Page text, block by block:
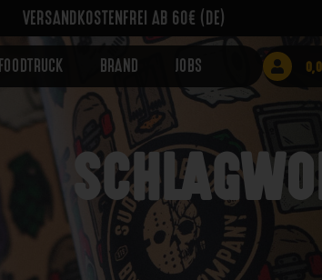
VERSANDKOSTENFREI AB 60€ (DE)
FOODTRUCK BRAND JOBS